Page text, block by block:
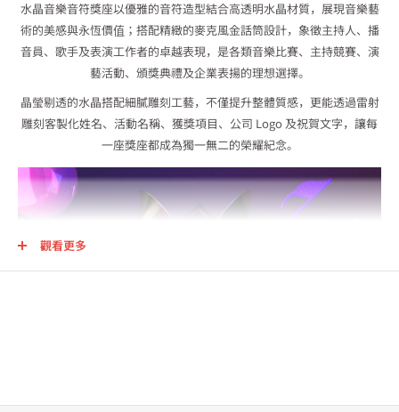
水晶音樂音符獎座以優雅的音符造型結合高透明水晶材質，展現音樂藝
術的美感與永恆價值；搭配精緻的麥克風金話筒設計，象徵主持人、播
音員、歌手及表演工作者的卓越表現，是各類音樂比賽、主持競賽、演
藝活動、頒獎典禮及企業表揚的理想選擇。
晶瑩剔透的水晶搭配細膩雕刻工藝，不僅提升整體質感，更能透過雷射
雕刻客製化姓名、活動名稱、獲獎項目、公司 Logo 及祝賀文字，讓每
一座獎座都成為獨一無二的榮耀紀念。
觀看更多